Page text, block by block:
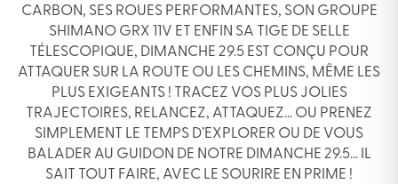
CARBON, SES ROUES PERFORMANTES, SON GROUPE
SHIMANO GRX 11V ET ENFIN SA TIGE DE SELLE
TÉLESCOPIQUE, DIMANCHE 29.5 EST CONÇU POUR
ATTAQUER SUR LA ROUTE OU LES CHEMINS, MÊME LES
PLUS EXIGEANTS ! TRACEZ VOS PLUS JOLIES
TRAJECTOIRES, RELANCEZ, ATTAQUEZ… OU PRENEZ
SIMPLEMENT LE TEMPS D’EXPLORER OU DE VOUS
BALADER AU GUIDON DE NOTRE DIMANCHE 29.5… IL
SAIT TOUT FAIRE, AVEC LE SOURIRE EN PRIME !